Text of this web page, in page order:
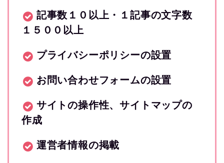
記事数１０以上・１記事の文字数
１５００以上
プライバシーポリシーの設置
お問い合わせフォームの設置
サイトの操作性、サイトマップの
作成
運営者情報の掲載